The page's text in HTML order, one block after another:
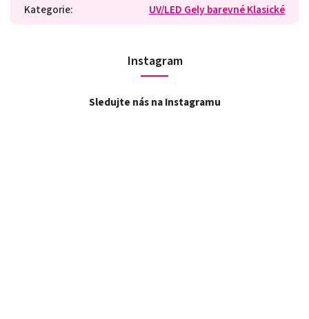
Kategorie: UV/LED Gely barevné Klasické
Instagram
Sledujte nás na Instagramu